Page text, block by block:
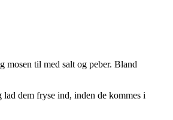
mosen til med salt og peber. Bland
dem fryse ind, inden de kommes i